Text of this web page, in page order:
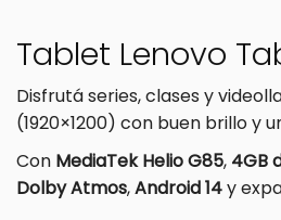
Tablet Lenovo
Disfrutá series, clases y
(1920×1200) con buen brillo y
Con MediaTek Helio G85, 4GB
Dolby Atmos,Android 14y